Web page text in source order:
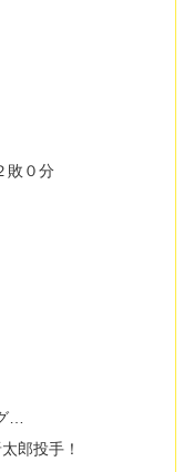
敗０分
…
郎投手！